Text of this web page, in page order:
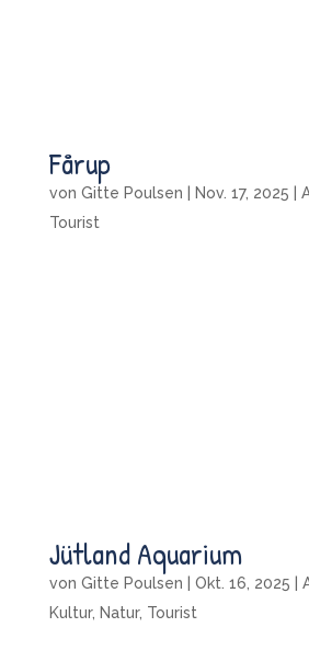
Fårup
von Gitte Poulsen Nov. 17, 2025
Tourist
Jütland Aquarium
von Gitte Poulsen Okt. 16, 2025
Kultur, Natur, Tourist